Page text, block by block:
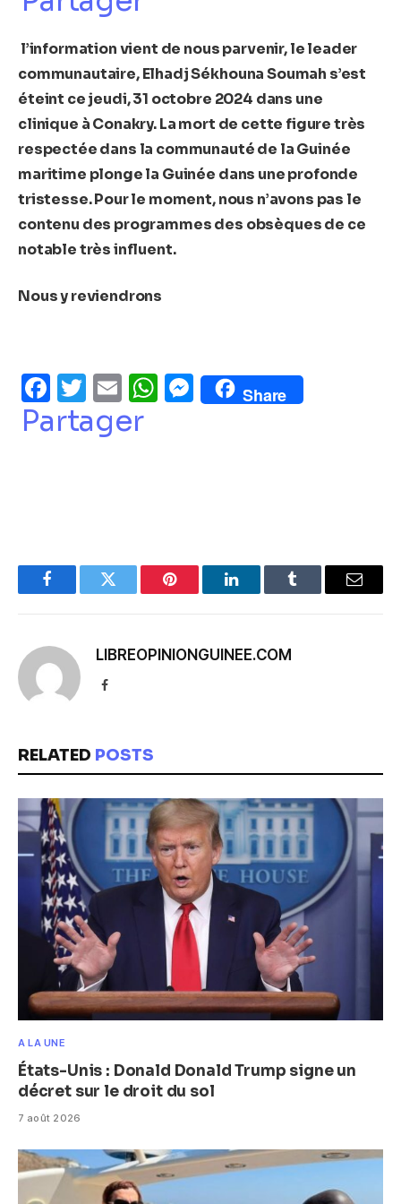
l’information vient de nous parvenir, le leader
communautaire, Elhadj Sékhouna Soumah s’est
éteint ce jeudi, 31 octobre 2024 dans une
clinique à Conakry. La mort de cette figure très
respectée dans la communauté de la Guinée
maritime plonge la Guinée dans une profonde
tristesse. Pour le moment, nous n’avons pas le
contenu des programmes des obsèques de ce
notable très influent.
Nous y reviendrons
Facebook
Twitter
EmailWhatsApp
Messenger
Share
Partager
FacebookTwitter Pinterest LinkedInTumblr Email
LIBREOPINIONGUINEE.COM
Facebook
RELATED POSTS
A LA UNE
États-Unis : Donald Donald Trump signe un
décret sur le droit du sol
7 août 2026